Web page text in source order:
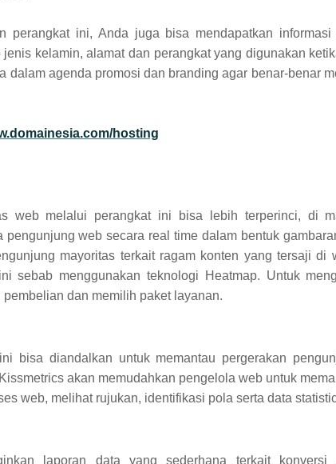
perangkat ini, Anda juga bisa mendapatkan
kelamin, alamat dan perangkat yang digunakan
dalam agenda promosi dan branding agar benar-benar
hosting
web melalui perangkat ini bisa lebih terperinci, di
pengunjung web secara real time dalam bentuk
mayoritas terkait ragam konten yang tersaji di
sebab menggunakan teknologi Heatmap. Untuk
dan memilih paket layanan.
bisa diandalkan untuk memantau pergerakan
akan memudahkan pengelola web untuk
web, melihat rujukan, identifikasi pola serta data
laporan data yang sederhana terkait